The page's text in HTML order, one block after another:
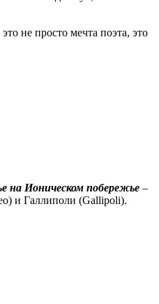
это не просто мечта поэта, это
на Ионическом побережье –
и Галлиполи (Gallipoli).